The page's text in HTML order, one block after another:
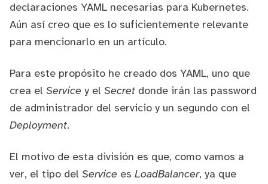
declaraciones YAML necesarias para Kubernetes.
Aún así creo que es lo suficientemente relevante
para mencionarlo en un artículo.
Para este propósito he creado dos YAML, uno que
crea el Service y el Secret donde irán las password
de administrador del servicio y un segundo con el
Deployment.
El motivo de esta división es que, como vamos a
ver, el tipo del Service es LoadBalancer, ya que